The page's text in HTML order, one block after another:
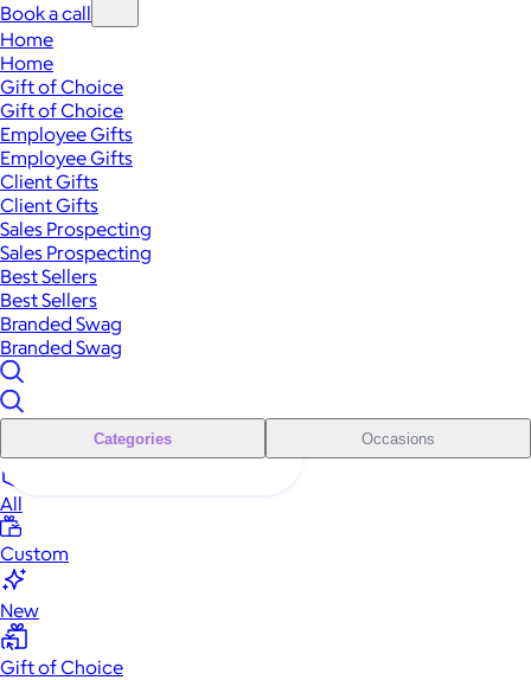
Book a call
Home
Home
Gift of Choice
Gift of Choice
Employee Gifts
Employee Gifts
Client Gifts
Client Gifts
Sales Prospecting
Sales Prospecting
Best Sellers
Best Sellers
Branded Swag
Branded Swag
Categories Occasions
All
Custom
New
Gift of Choice